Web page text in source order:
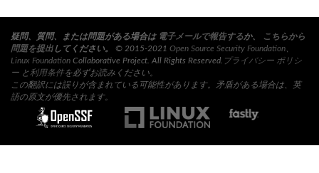
疑問、質問、または問題がある場合は 電子メールで報告するか、
こちらから
問題を提出 してください。 © 2015-2021 Open Source Security Foundation
Linux Foundation Collaborative Project. All Rights Reserved. プライバシー ポリシ
ー と利用条件を必ずお読みください。
この翻訳には誤りが含まれている可能性があります。矛盾がある場合は、英
語の原文が優先されます。